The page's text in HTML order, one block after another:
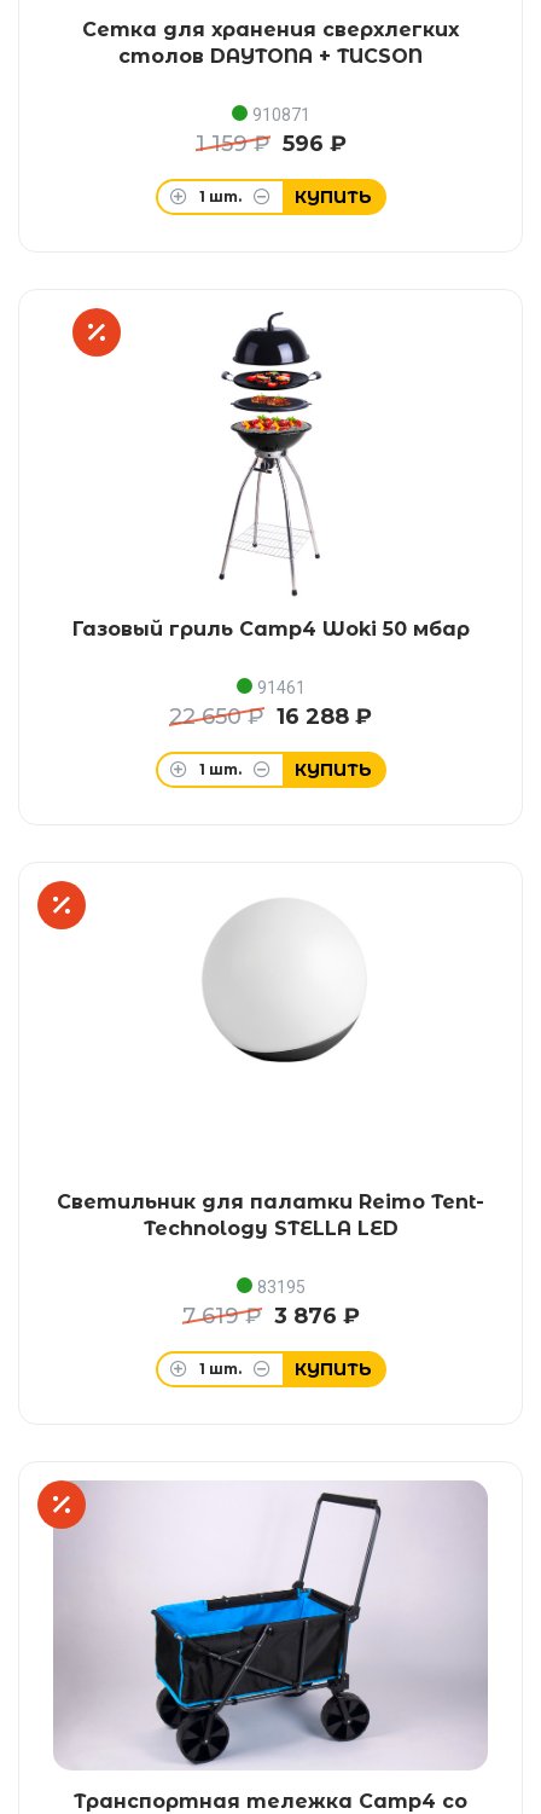
Сетка для хранения сверхлегких
столов DAYTONA + TUCSON
910871
1 159 ₽ 596 ₽
1 шт. КУПИТЬ
Газовый гриль Camp4 Woki 50 мбар
91461
22 650 ₽ 16 288 ₽
1 шт. КУПИТЬ
Светильник для палатки Reimo Tent-
Technology STELLA LED
83195
7 619 ₽ 3 876 ₽
1 шт. КУПИТЬ
Транспортная тележка Camp4 со